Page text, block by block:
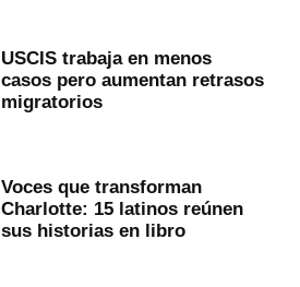
USCIS trabaja en menos
casos pero aumentan retrasos
migratorios
Voces que transforman
Charlotte: 15 latinos reúnen
sus historias en libro